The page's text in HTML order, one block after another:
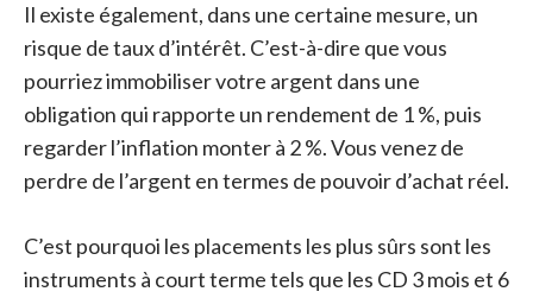
Il existe également, dans une certaine mesure, un
risque de taux d’intérêt. C’est-à-dire que vous
pourriez immobiliser votre argent dans une
obligation qui rapporte un rendement de 1 %, puis
regarder l’inflation monter à 2 %. Vous venez de
perdre de l’argent en termes de pouvoir d’achat réel.
C’est pourquoi les placements les plus sûrs sont les
instruments à court terme tels que les CD 3 mois et 6